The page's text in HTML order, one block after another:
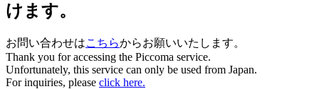
けます。
お問い合わせはこちらからお願いいたします。
Thank you for accessing the Piccoma service.
Unfortunately, this service can only be used from Japan.
For inquiries, please click here.